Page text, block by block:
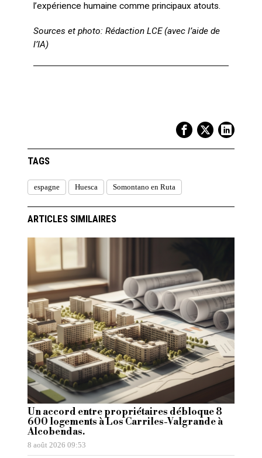
l’expérience humaine comme principaux atouts.
Sources et photo: Rédaction LCE (avec l’aide de
l’IA)
TAGS
espagne Huesca Somontano en Ruta
ARTICLES SIMILAIRES
Un accord entre propriétaires débloque 8
600 logements à Los Carriles-Valgrande à
Alcobendas.
8 août 2026 09:53